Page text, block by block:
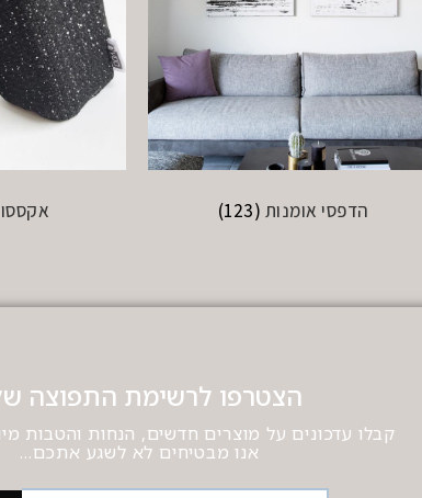
הדפסי אומנות (123)
הצטרפו לרשימת התפוצה
קבלו עדכונים על מוצרים חדשים, הנחות והטבות
אנו מבטיחים לא לשגע אתכם…